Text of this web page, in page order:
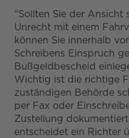
“Sollten Sie der Ansicht
Unrecht mit einem
können Sie innerhalb
Schreibens Einspruch
Bußgeldbescheid
Wichtig ist die richtige
zuständigen Behörde
per Fax oder
Zustellung
entscheidet ein Richter